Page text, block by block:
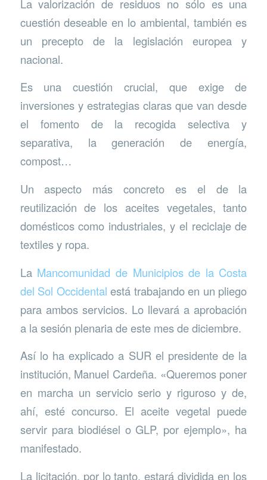
La valorización de residuos no sólo es una
cuestión deseable en lo ambiental, también es
un precepto de la legislación europea y
nacional.
Es una cuestión crucial, que exige de
inversiones y estrategias claras que van desde
el fomento de la recogida selectiva y
separativa, la generación de energía,
compost…
Un aspecto más concreto es el de la
reutilización de los aceites vegetales, tanto
domésticos como industriales, y el reciclaje de
textiles y ropa.
La Mancomunidad de Municipios de la Costa
del Sol Occidental está trabajando en un pliego
para ambos servicios. Lo llevará a aprobación
a la sesión plenaria de este mes de diciembre.
Así lo ha explicado a SUR el presidente de la
institución, Manuel Cardeña. «Queremos poner
en marcha un servicio serio y riguroso y de,
ahí, esté concurso. El aceite vegetal puede
servir para biodiésel o GLP, por ejemplo», ha
manifestado.
La licitación, por lo tanto, estará dividida en los